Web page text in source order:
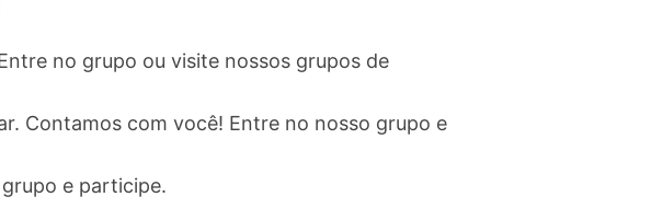
no grupo ou visite nossos grupos de
Contamos com você! Entre no nosso grupo e
e participe.